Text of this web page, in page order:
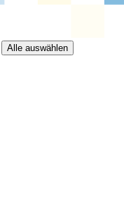
Alle auswählen